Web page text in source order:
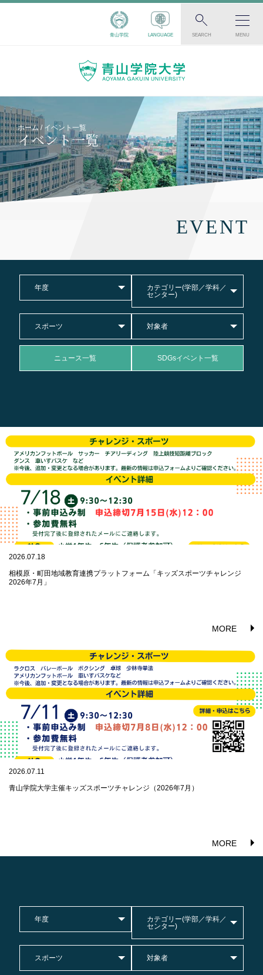
青山学院 LANGUAGE SEARCH MENU
ホーム イベント一覧
イベント一覧
EVENT
年度
カテゴリー(学部／学科／
センター)
スポーツ 対象者
ニュース一覧 SDGsイベント一覧
2026.07.18
相模原・町田地域教育連携プラットフォーム「キッズスポーツチャレンジ
2026年7月」
MORE
2026.07.11
青山学院大学主催キッズスポーツチャレンジ（2026年7月）
MORE
年度
カテゴリー(学部／学科／
センター)
スポーツ 対象者